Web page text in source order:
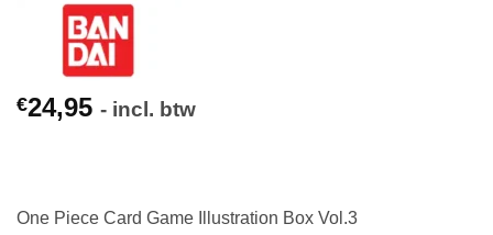
€24,95 - incl. btw
One Piece Card Game Illustration Box Vol.3